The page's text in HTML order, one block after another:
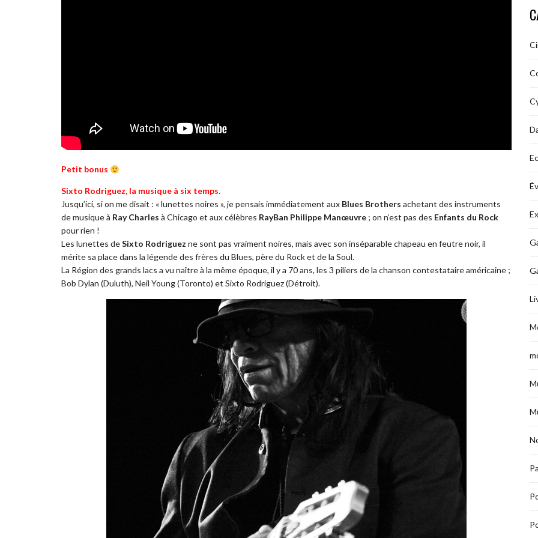
Petit bonus
Sixto Rodriguez, la musique à six temps.
Jusqu’ici, si on me disait : « lunettes noires », je pensais immédiatement aux Blues Brothers achetant des instruments
de musique à Ray Charles à Chicago et aux célèbres RayBan Philippe Manœuvre ; on n’est pas des Enfants du Rock
pour rien !
Les lunettes deSixto Rodriguez ne sont pas vraiment noires, mais avec son inséparable chapeau en feutre noir, il
mérite sa place dans la légende des frères du Blues, père du Rock et de la Soul.
La Région des grands lacs a vu naître à la même époque, il y a 70 ans, les 3 piliers de la chanson contestataire américaine ;
Bob Dylan (Duluth), Neil Young (Toronto) et Sixto Rodriguez (Détroit).